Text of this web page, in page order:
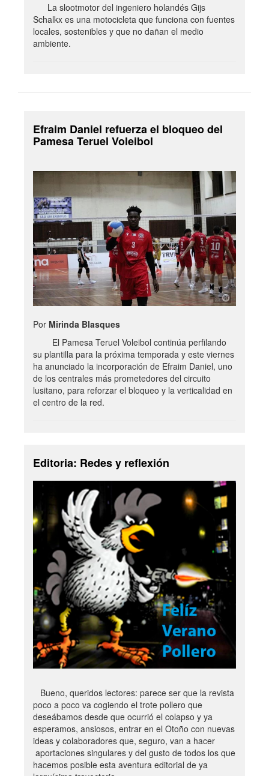
La slootmotor del ingeniero holandés Gijs
Schalkx es una motocicleta que funciona con fuentes
locales, sostenibles y que no dañan el medio
ambiente.
Efraim Daniel refuerza el bloqueo del
Pamesa Teruel Voleibol
Por Mirinda Blasques
El Pamesa Teruel Voleibol continúa perfilando
su plantilla para la próxima temporada y este viernes
ha anunciado la incorporación de Efraim Daniel, uno
de los centrales más prometedores del circuito
lusitano, para reforzar el bloqueo y la verticalidad en
el centro de la red.
Editoria: Redes y reflexión
Bueno, queridos lectores: parece ser que la revista
poco a poco va cogiendo el trote pollero que
deseábamos desde que ocurrió el colapso y ya
esperamos, ansiosos, entrar en el Otoño con nuevas
ideas y colaboradores que, seguro, van a hacer
aportaciones singulares y del gusto de todos los que
hacemos posible esta aventura editorial de ya